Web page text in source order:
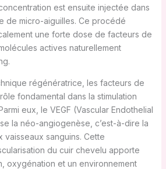
est ensuite injectée dans
de micro-aiguilles. Ce procédé
une forte dose de facteurs de
actives naturellement
régénératrice, les facteurs de
fondamental dans la stimulation
eux, le VEGF (Vascular Endothelial
la néo-angiogenèse, c’est-à-dire la
sanguins. Cette
du cuir chevelu apporte
oxygénation et un environnement